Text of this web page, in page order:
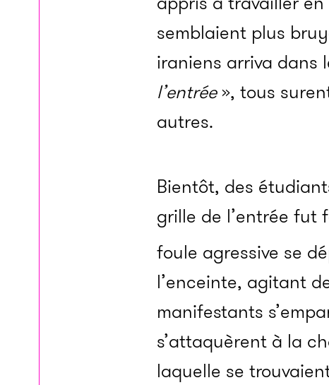
semblaient plus
iraniens arriva dans
l’entrée», tous
autres.
Bientôt, des
grille de l’entrée fut
foule agressive se
l’enceinte, agitant
manifestants
s’attaquèrent à la
laquelle se